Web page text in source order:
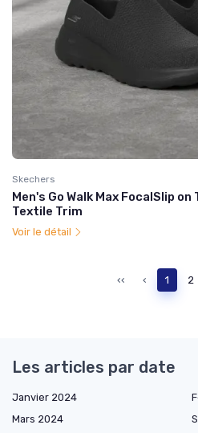
Skechers
Men's Go Walk Max FocalSlip
Textile Trim
Voir le détail
‹‹ ‹ 1 2
Les articles par date
Janvier 2024
Mars 2024